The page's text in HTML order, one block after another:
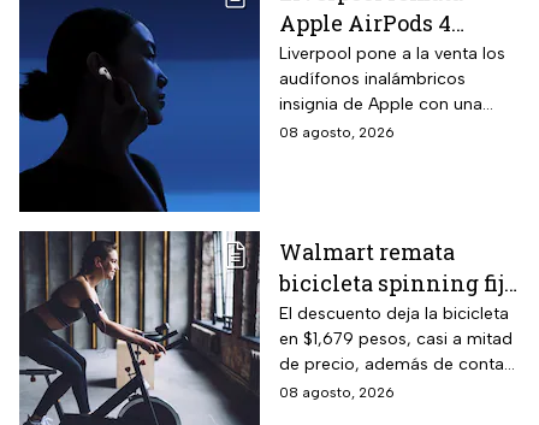
Apple AirPods 4
inalámbricos con 20%
descuento y hasta 16
MSI
Liverpool pone a la venta los
audífonos inalámbricos
insignia de Apple con una
rebaja considerable y
08 agosto, 2026
Walmart remata
bicicleta spinning fija
con monitoreo de
velocidad, calorías y
pulso, ideal para hacer
cardio en casa
El descuento deja la bicicleta
en $1,679 pesos, casi a mitad
de precio, además de contar
el beneficio de meses sin
08 agosto, 2026